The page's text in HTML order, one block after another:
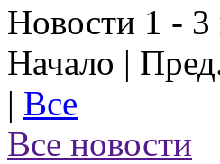
Новости 1 - 3
Начало |
| Все
Все новости